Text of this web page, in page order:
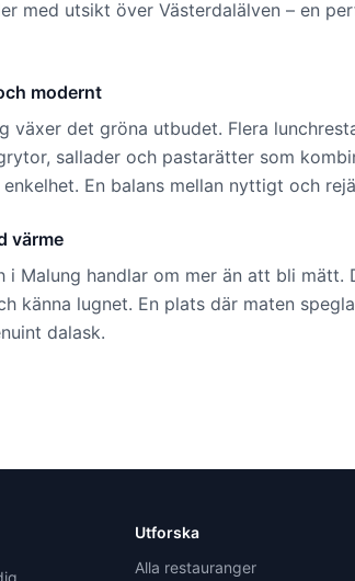
med utsikt över Västerdalälven – en
modernt
växer det gröna utbudet. Flera
sallader och pastarätter som
En balans mellan nyttigt och
värme
i Malung handlar om mer än att bli
känna lugnet. En plats där maten
dalask.
Utforska
Alla restauranger